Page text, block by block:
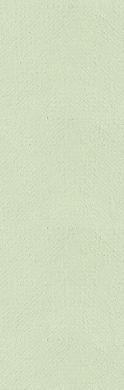
دلشان خواهیم نهاد 1367/4/29 ***** امام خمینی(رحمة الله علیه) : حکومت آل سعود، این وهابیهای پست بیخبر از خدا بسان خنجرند که همیشه از پشت در قلب مسلمانان فرو رفته‌اند 1366/5/12***** امام خمینی (ره) شهادت در راه خدا مسئله ای نیست که